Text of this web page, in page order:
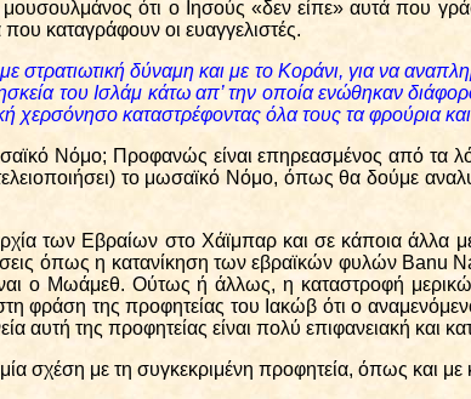
ότι ο Ιησούς «δεν είπε» αυτά που
καταγράφουν οι ευαγγελιστές.
δύναμη και με το Κοράνι, για να
του Ισλάμ κάτω απ’ την οποία ενώθηκαν
χερσόνησο καταστρέφοντας όλα τους τα φρούρια
Νόμο; Προφανώς είναι επηρεασμένος από τα
το μωσαϊκό Νόμο, όπως θα δούμε
των Εβραίων στο Χάϊμπαρ και σε κάποια άλλα
όπως η κατανίκηση των εβραϊκών φυλών Banu
ο Μωάμεθ. Ούτως ή άλλως, η καταστροφή
φράση της προφητείας του Ιακώβ ότι ο
αυτή της προφητείας είναι πολύ επιφανειακή και
σχέση με τη συγκεκριμένη προφητεία, όπως και